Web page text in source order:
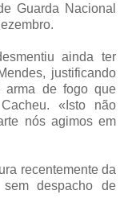
Guarda Nacional
ainda ter
justificando
arma de fogo que
«Isto não
nós agimos em
recentemente da
despacho de